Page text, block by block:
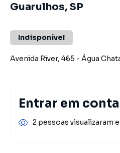
Guarulhos, SP
Indisponível
Avenida River, 465 - Água
Entrar em
2 pessoas visualizaram